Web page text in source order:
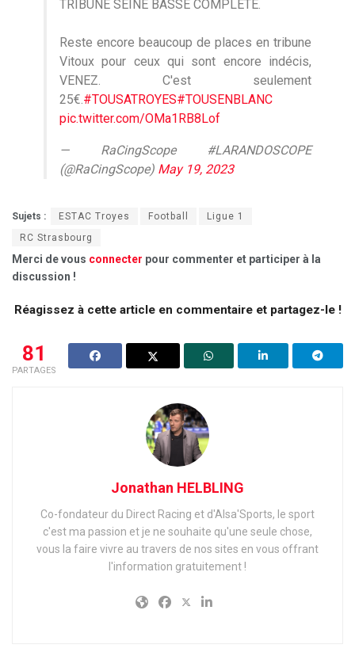
TRIBUNE SEINE BASSE COMPLÈTE.
Reste encore beaucoup de places en tribune
Vitoux pour ceux qui sont encore indécis,
VENEZ. C'est seulement
25€. #TOUSATROYES#TOUSENBLANC
pic.twitter.com/OMa1RB8Lof
— RaCingScope #LARANDOSCOPE
(@RaCingScope) May 19, 2023
Sujets : ESTAC Troyes Football
Ligue 1
RC Strasbourg
Merci de vous connecter pour commenter et participer à la
discussion !
Réagissez à cette article en commentaire et partagez-le !
81
PARTAGES
Jonathan HELBLING
Co-fondateur du Direct Racing et d'Alsa'Sports, le sport
c'est ma passion et je ne souhaite qu'une seule chose,
vous la faire vivre au travers de nos sites en vous offrant
l'information gratuitement !